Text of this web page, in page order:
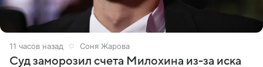
11 часов назад Соня Жарова
Суд заморозил счета Милохина из-за иска